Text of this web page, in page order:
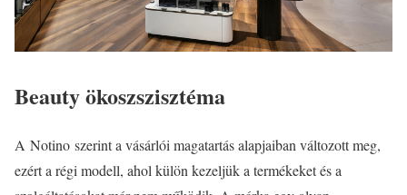
Beauty ökoszszisztéma
A Notino szerint a vásárlói magatartás alapjaiban változott meg,
ezért a régi modell, ahol külön kezeljük a termékeket és a